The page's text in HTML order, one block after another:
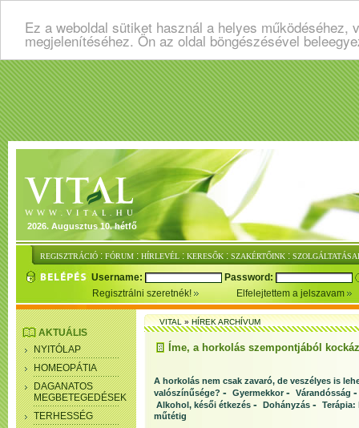
Ez a weboldal sütiket használ a helyes
megjelenítéséhez. Ön az oldal böngészésével
2026. Augusztus 10. hétfő
REGISZTRÁCIÓ : FÓRUM : HÍRLEVÉL : KERESŐK : SZAKÉRTŐINK :
Username:
Password:
Regisztrálni szeretnék!
Elfelejtettem a jelszavam
AKTUÁLIS
NYITÓLAP
HOMEOPÁTIA
DAGANATOS
MEGBETEGEDÉSEK
TERHESSÉG
VITAL»HÍREK ARCHÍVUM
Íme, a horkolás szempontjából
A horkolás nem csak zavaró, de veszélyes is
valószínűsége? - Gyermekkor - Várandósság
Alkohol, késői étkezés - Dohányzás -
műtétig